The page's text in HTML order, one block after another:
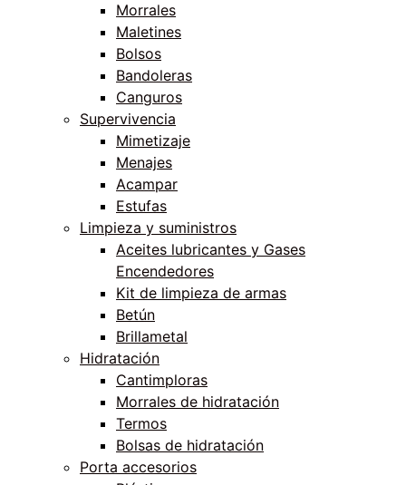
Morrales
Maletines
Bolsos
Bandoleras
Canguros
Supervivencia
Mimetizaje
Menajes
Acampar
Estufas
Limpieza y suministros
Aceites lubricantes y Gases
Encendedores
Kit de limpieza de armas
Betún
Brillametal
Hidratación
Cantimploras
Morrales de hidratación
Termos
Bolsas de hidratación
Porta accesorios